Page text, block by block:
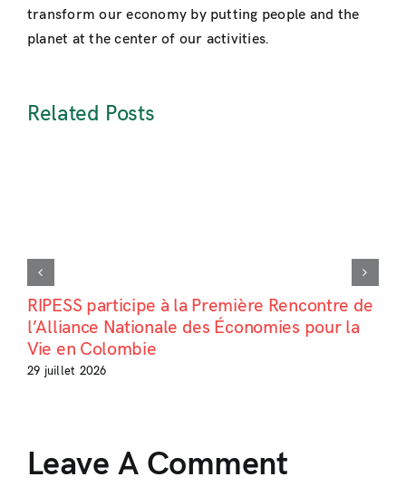
transform our economy by putting people and the
planet at the center of our activities.
Related Posts
RIPESS participe à la Première Rencontre de
l’Alliance Nationale des Économies pour la
Vie en Colombie
29 juillet 2026
Leave A Comment